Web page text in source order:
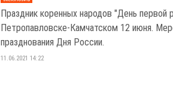
Праздник коренных народов "День
Петропавловске-Камчатском 12 июня.
празднования Дня России.
11.06.2021 14:22